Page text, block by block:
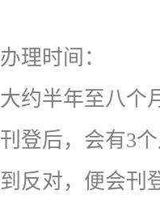
办理时间：
大约半年至八个
刊登后，会有3
到反对，便会刊